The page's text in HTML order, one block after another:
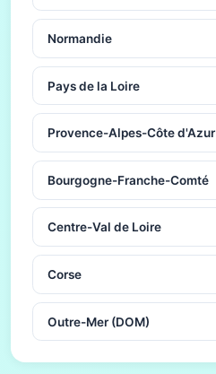
Normandie
Pays de la Loire
Provence-Alpes-Côte d'Azur
Bourgogne-Franche-Comté
Centre-Val de Loire
Corse
Outre-Mer (DOM)